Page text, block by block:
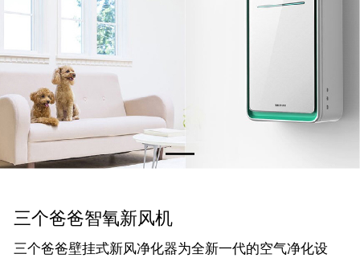
三个爸爸智氧新风机
三个爸爸壁挂式新风净化器为全新一代的空气净化设